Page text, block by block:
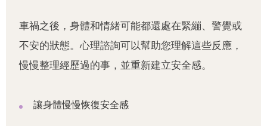
車禍之後，身體和情緒可能都還處在緊繃、警覺或
不安的狀態。心理諮詢可以幫助您理解這些反應，
慢慢整理經歷過的事，並重新建立安全感。
讓身體慢慢恢復安全感